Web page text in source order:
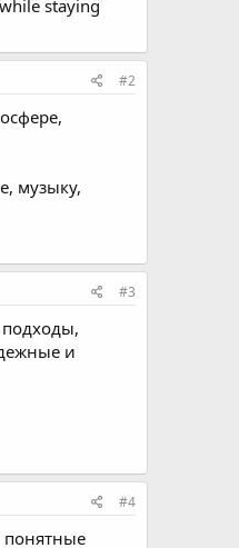
staying
#2
музыку,
#3
и
#4
понятные